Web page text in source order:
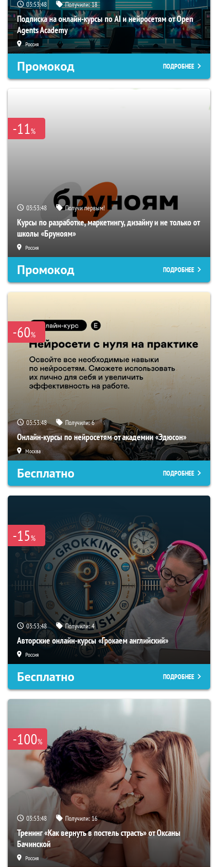
03:53:48 Получили:18
Подписка на онлайн-курсы по AI и нейросетям от Open
Agents Academy
Россия
Промокод ПОДРОБНЕЕ
-11%
03:53:48 Получи первым!
Курсы по разработке, маркетингу, дизайну и не только от
школы «Бруноям»
Россия
Промокод ПОДРОБНЕЕ
-60%
03:53:48 Получили:6
Онлайн-курсы по нейросетям от академии «Эдюсон»
Москва
Бесплатно ПОДРОБНЕЕ
-15%
03:53:48 Получили:4
Авторские онлайн-курсы «Грокаем английский»
Россия
Бесплатно ПОДРОБНЕЕ
-100%
03:53:48 Получили:16
Тренинг «Как вернуть в постель страсть» от Оксаны
Бачинской
Россия